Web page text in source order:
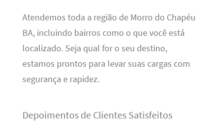
Atendemos toda a região de Morro do Chapéu
BA, incluindo bairros como o que você está
localizado. Seja qual for o seu destino,
estamos prontos para levar suas cargas com
segurança e rapidez.
Depoimentos de Clientes Satisfeitos